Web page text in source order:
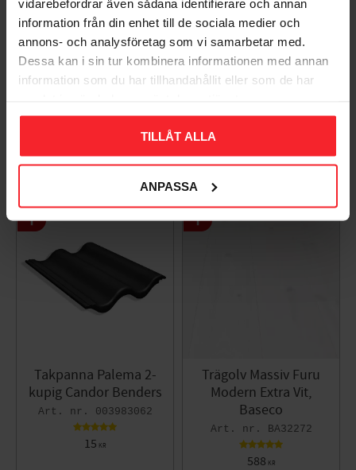
vidarebefordrar även sådana identifierare och annan
information från din enhet till de sociala medier och
annons- och analysföretag som vi samarbetar med.
Dessa kan i sin tur kombinera informationen med annan
information som du har tillhandahållit eller som de har
TILLÅT ALLA
ANPASSA
Bli den första att lämna ett omdöme.
Populära produkter
Takpanna Palema 2-
kupig Candor Benders
003983062
15 KR
Trägolv Massiv Furu
Modern Extra Vit,
Baseco
BA32272
588 KR